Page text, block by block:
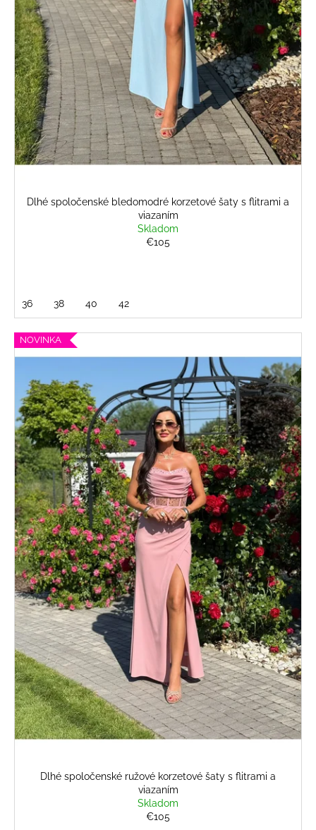
v
Dlhé spoločenské bledomodré korzetové šaty s flitrami a
viazaním
Skladom
€105
36 38 40 42
NOVINKA
Dlhé spoločenské ružové korzetové šaty s flitrami a
viazaním
Skladom
€105
a
m
e
BLEDOMODRÝ
NOHAVICOVÝ
KOMPLET
€69